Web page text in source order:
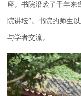
座。 书院沿袭了千年来
院讲坛”。 书院的师生
与学者交流。